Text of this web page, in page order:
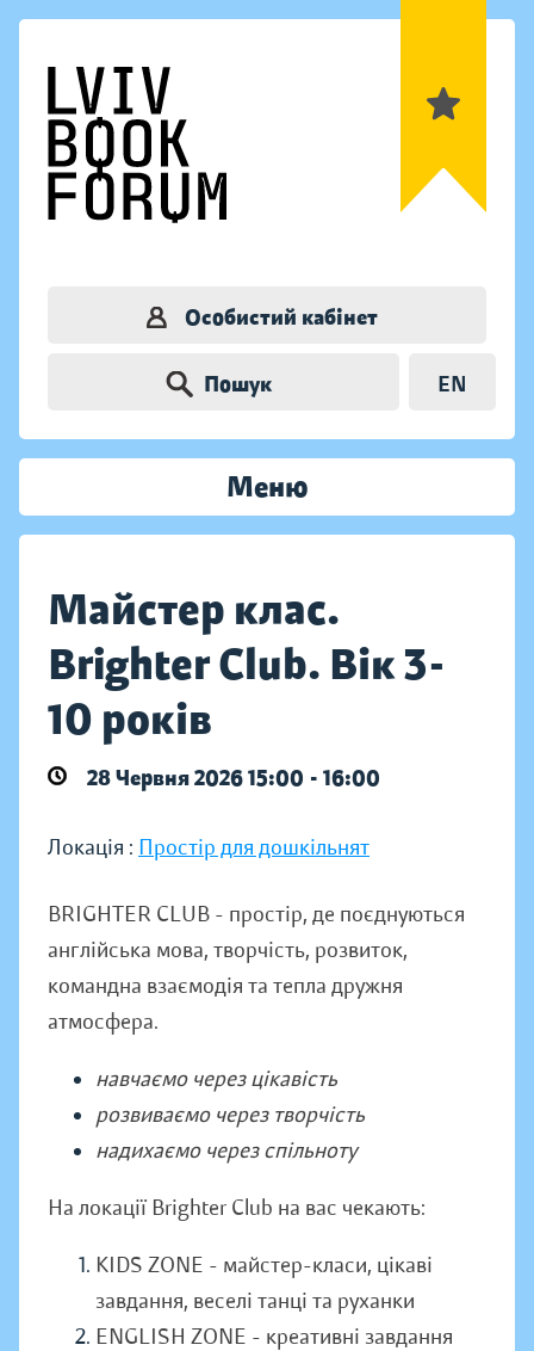
Особистий кабінет
Пошук EN
Меню
Майстер клас.
Brighter Club. Вік 3-
10 років
28 Червня 2026 15:00 - 16:00
Локація : Простір для дошкільнят
BRIGHTER CLUB - простір, де поєднуються
англійська мова, творчість, розвиток,
командна взаємодія та тепла дружня
атмосфера.
навчаємо через цікавість
розвиваємо через творчість
надихаємо через спільноту
На локації Brighter Club на вас чекають:
KIDS ZONE - майстер-класи, цікаві
завдання, веселі танці та руханки
ENGLISH ZONE - креативні завдання